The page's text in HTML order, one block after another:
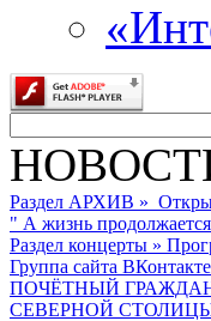
Раздел АРХИВ »
" А жизнь
Раздел концерты »
Группа сайта ВКонтакте
ПОЧЁТНЫЙ
СЕВЕРНОЙ СТОЛИЦЫ